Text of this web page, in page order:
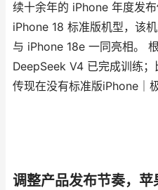
续十余年的 iPhone 年度发
iPhone 18 标准版机型，该
与 iPhone 18e 一同亮相。
DeepSeek V4 已完成训练；
传现在没有标准版iPhone｜
调整产品发布节奏，